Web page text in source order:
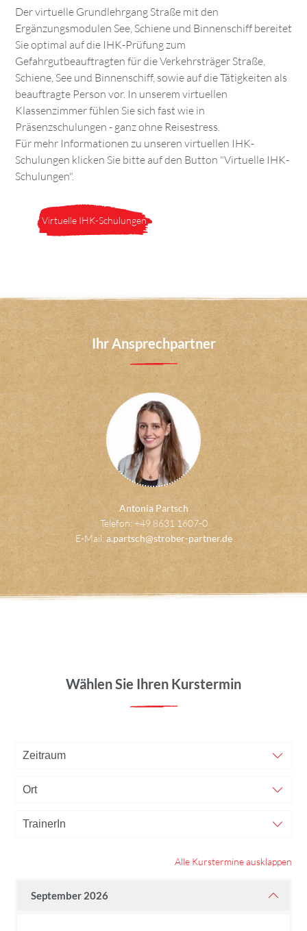
Der virtuelle Grundlehrgang Straße mit den
Ergänzungsmodulen See, Schiene und Binnenschiff bereitet
Sie optimal auf die IHK-Prüfung zum
Gefahrgutbeauftragten für die Verkehrsträger Straße,
Schiene, See und Binnenschiff, sowie auf die Tätigkeiten als
beauftragte Person vor. In unserem virtuellen
Klassenzimmer fühlen Sie sich fast wie in
Präsenzschulungen - ganz ohne Reisestress.
Für mehr Informationen zu unseren virtuellen IHK-
Schulungen klicken Sie bitte auf den Button "Virtuelle IHK-
Schulungen".
Virtuelle IHK-Schulungen
Ihr Ansprechpartner
Antonia Partsch
Telefon: +49 8631 1607-0
E-Mail:a.partsch@strober-partner.de
Wählen Sie Ihren Kurstermin
Alle Kurstermine ausklappen
September 2026